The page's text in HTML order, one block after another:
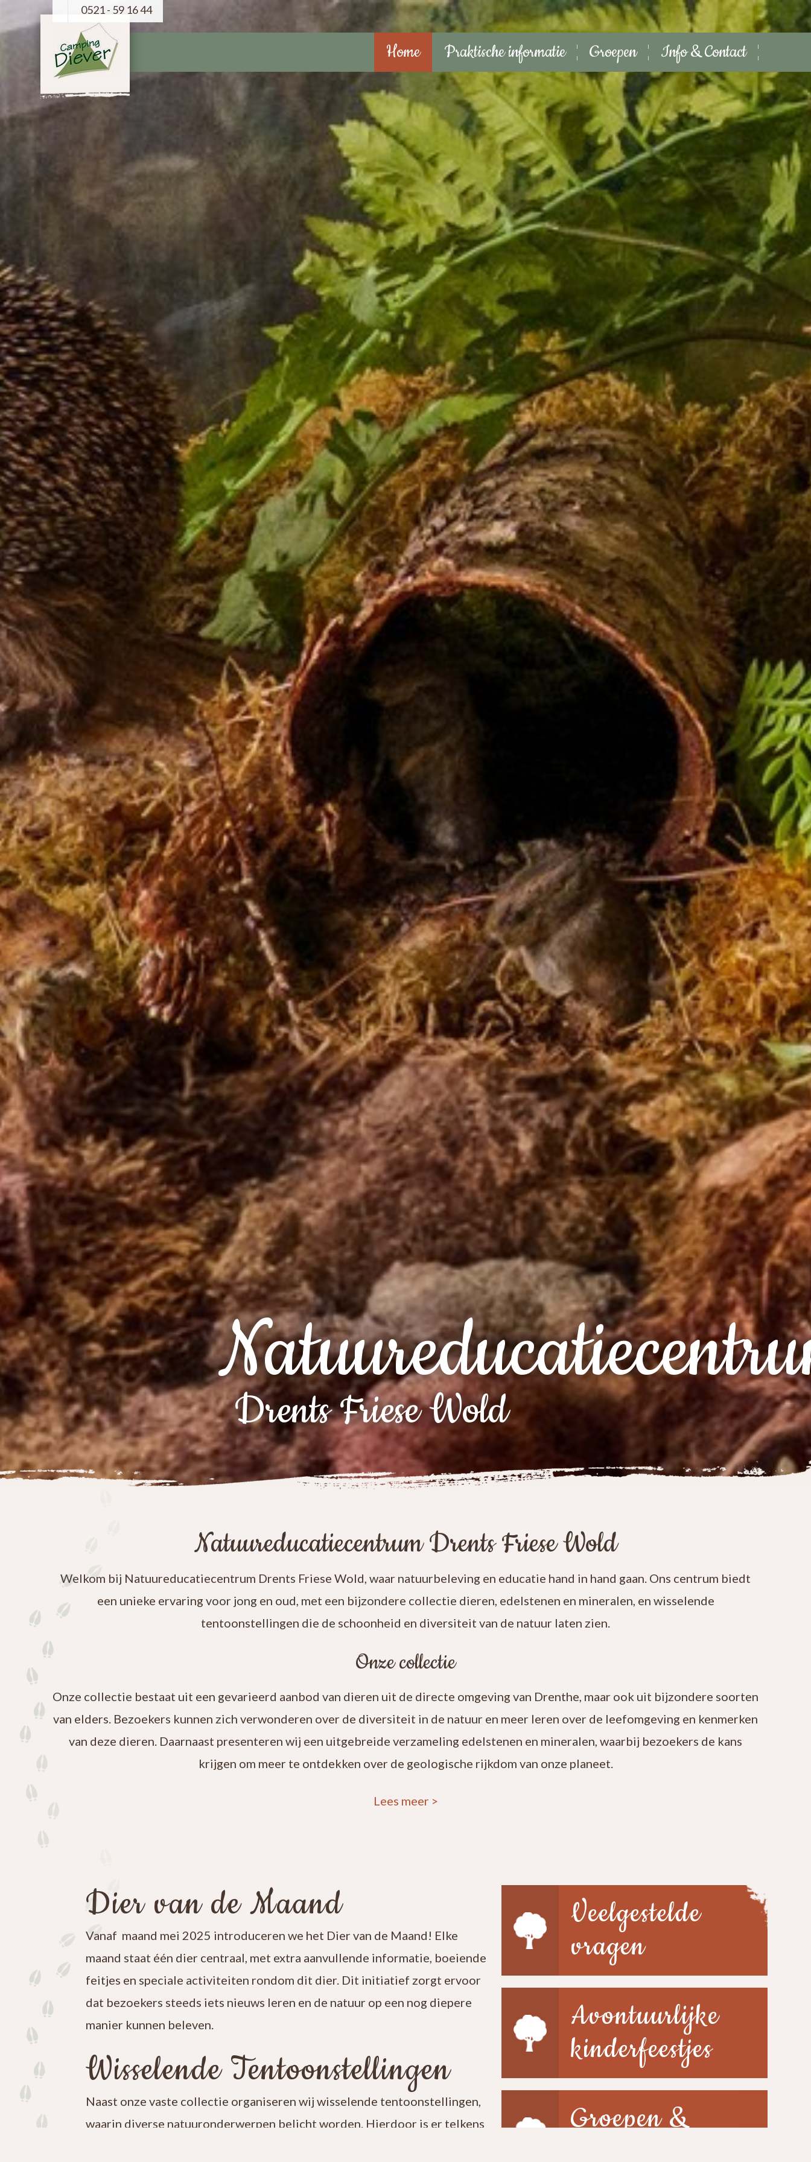
0521 - 59 16 44
Home Praktische informatie Groepen Info & Contact
Drents Friese Wold
Natuureducatiecentrum Drents Friese Wold
Welkom bij Natuureducatiecentrum Drents Friese Wold, waar natuurbeleving en educatie hand in hand gaan. Ons centrum biedt
een unieke ervaring voor jong en oud, met een bijzondere collectie dieren, edelstenen en mineralen, en wisselende
tentoonstellingen die de schoonheid en diversiteit van de natuur laten zien.
Onze collectie
Onze collectie bestaat uit een gevarieerd aanbod van dieren uit de directe omgeving van Drenthe, maar ook uit bijzondere soorten
van elders. Bezoekers kunnen zich verwonderen over de diversiteit in de natuur en meer leren over de leefomgeving en kenmerken
van deze dieren. Daarnaast presenteren wij een uitgebreide verzameling edelstenen en mineralen, waarbij bezoekers de kans
krijgen om meer te ontdekken over de geologische rijkdom van onze planeet.
Lees meer >
Dier van de Maand
Vanaf maand mei 2025 introduceren we het Dier van de Maand! Elke
maand staat één dier centraal, met extra aanvullende informatie, boeiende
feitjes en speciale activiteiten rondom dit dier. Dit initiatief zorgt ervoor
dat bezoekers steeds iets nieuws leren en de natuur op een nog diepere
manier kunnen beleven.
Wisselende Tentoonstellingen
Naast onze vaste collectie organiseren wij wisselende tentoonstellingen,
waarin diverse natuuronderwerpen belicht worden. Hierdoor is er telkens
Veelgestelde
vragen
Avontuurlijke
kinderfeestjes
Groepen &